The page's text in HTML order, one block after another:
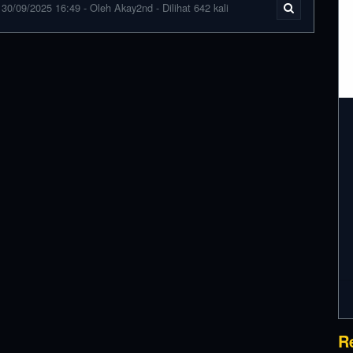
30/09/2025 16:49 - Oleh Akay2nd - Dilihat 642 kali